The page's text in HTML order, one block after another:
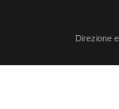
Direzione